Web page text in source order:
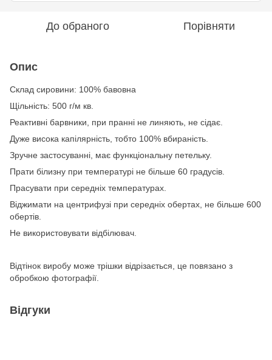
До обраного Порівняти
Опис
Склад сировини: 100% бавовна
Щільність: 500 г/м кв.
Реактивні барвники, при пранні не линяють, не сідає.
Дуже висока капілярність, тобто 100% вбираність.
Зручне застосуванні, має функціональну петельку.
Прати білизну при температурі не більше 60 градусів.
Прасувати при середніх температурах.
Віджимати на центрифузі при середніх обертах, не більше 600
обертів.
Не використовувати відбілювач.
Відтінок виробу може трішки відрізається, це повязано з
обробкою фотографії.
Відгуки